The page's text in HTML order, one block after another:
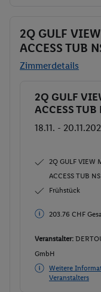
2Q GULF
ACCESS TUB
Zimmerdetails
Buchen
2Q GULF
ACCESS TUB
18.11. -
2Q GULF VIEW
ACCESS TUB NS
Frühstück
203.76 CHF
Veranstalter:
GmbH
Weitere
Veranstalters